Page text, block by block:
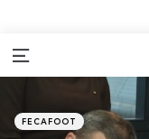
Menu
Catégories
Posté
dans
FECAFOOT